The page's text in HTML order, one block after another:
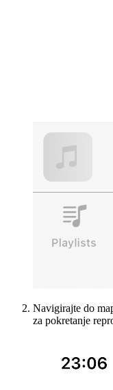
Navigirajte do
za pokretanje